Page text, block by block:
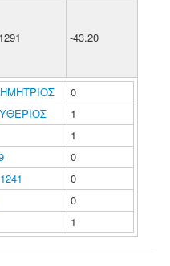
1291 -43.20
0
1
1
0
0
0
1